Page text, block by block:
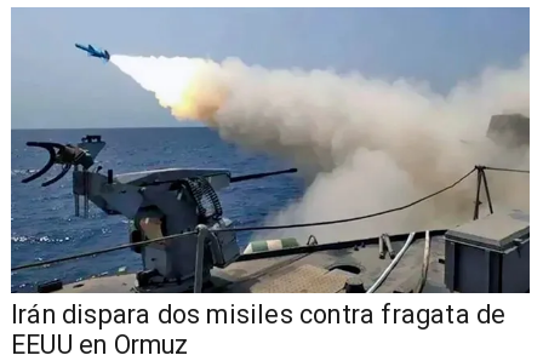
Irán dispara dos misiles contra fragata de
EEUU en Ormuz